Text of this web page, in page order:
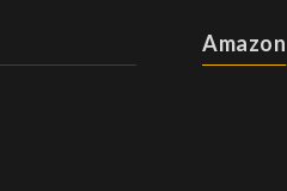
Amazon